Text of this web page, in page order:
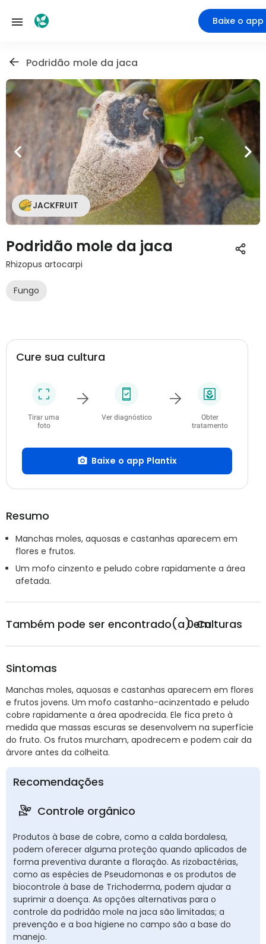
Baixe o app
Podridão mole da jaca
JACKFRUIT
Podridão mole da jaca
Rhizopus artocarpi
Fungo
Cure sua cultura
Tirar uma
foto
Ver diagnóstico
Obter
tratamento
Baixe o app Plantix
Resumo
Manchas moles, aquosas e castanhas aparecem em
flores e frutos.
Um mofo cinzento e peludo cobre rapidamente a área
afetada.
Também pode ser encontrado(a) em
0Culturas
Sintomas
Manchas moles, aquosas e castanhas aparecem em flores
e frutos jovens. Um mofo castanho-acinzentado e peludo
cobre rapidamente a área apodrecida. Ele fica preto à
medida que massas escuras se desenvolvem na superfície
do fruto. Os frutos murcham, apodrecem e podem cair da
árvore antes da colheita.
Recomendações
Controle orgânico
Produtos à base de cobre, como a calda bordalesa,
podem oferecer alguma proteção quando aplicados de
forma preventiva durante a floração. As rizobactérias,
como as espécies de Pseudomonas e os produtos de
biocontrole à base de Trichoderma, podem ajudar a
suprimir a doença. As opções alternativas para o
controle da podridão mole na jaca são limitadas; a
prevenção e a boa higiene no campo são a base do
manejo.